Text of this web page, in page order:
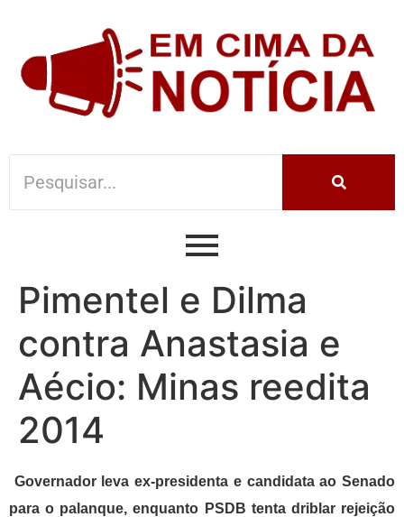
Pimentel e Dilma
contra Anastasia e
Aécio: Minas reedita
2014
Governador leva ex-presidenta e candidata ao Senado
para o palanque, enquanto PSDB tenta driblar rejeição